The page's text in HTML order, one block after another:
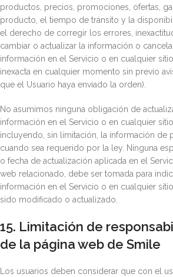
productos, precios, promociones, ofertas,
producto, el tiempo de tránsito y la
el derecho de corregir los errores,
cambiar o actualizar la información o
información en el Servicio o en cualquier
inexacta en cualquier momento sin previo
que el Usuario haya enviado la orden).
No asumimos ninguna obligación de
información en el Servicio o en cualquier
incluyendo, sin limitación, la información de
cuando sea requerido por la ley. Ninguna
o fecha de actualización aplicada en el
web relacionado, debe ser tomada para
información en el Servicio o en cualquier
sido modificado o actualizado.
15. Limitación de
de la página web de Smile
Los usuarios deben considerar que con el